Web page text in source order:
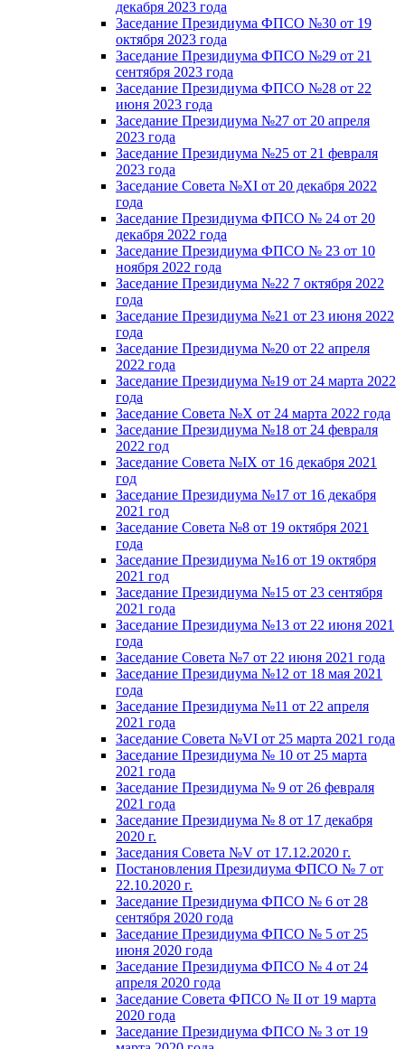
декабря 2023 года
Заседание Президиума ФПСО №30 от 19
октября 2023 года
Заседание Президиума ФПСО №29 от 21
сентября 2023 года
Заседание Президиума ФПСО №28 от 22
июня 2023 года
Заседание Президиума №27 от 20 апреля
2023 года
Заседание Президиума №25 от 21 февраля
2023 года
Заседание Совета №XI от 20 декабря 2022
года
Заседание Президиума ФПСО № 24 от 20
декабря 2022 года
Заседание Президиума ФПСО № 23 от 10
ноября 2022 года
Заседание Президиума №22 7 октября 2022
года
Заседание Президиума №21 от 23 июня 2022
года
Заседание Президиума №20 от 22 апреля
2022 года
Заседание Президиума №19 от 24 марта 2022
года
Заседание Совета №X от 24 марта 2022 года
Заседание Президиума №18 от 24 февраля
2022 год
Заседание Совета №IX от 16 декабря 2021
год
Заседание Президиума №17 от 16 декабря
2021 год
Заседание Совета №8 от 19 октября 2021
года
Заседание Президиума №16 от 19 октября
2021 год
Заседание Президиума №15 от 23 сентября
2021 года
Заседание Президиума №13 от 22 июня 2021
года
Заседание Совета №7 от 22 июня 2021 года
Заседание Президиума №12 от 18 мая 2021
года
Заседание Президиума №11 от 22 апреля
2021 года
Заседание Совета №VI от 25 марта 2021 года
Заседание Президиума № 10 от 25 марта
2021 года
Заседание Президиума № 9 от 26 февраля
2021 года
Заседание Президиума № 8 от 17 декабря
2020 г.
Заседания Совета №V от 17.12.2020 г.
Постановления Президиума ФПСО № 7 от
22.10.2020 г.
Заседание Президиума ФПСО № 6 от 28
сентября 2020 года
Заседание Президиума ФПСО № 5 от 25
июня 2020 года
Заседание Президиума ФПСО № 4 от 24
апреля 2020 года
Заседание Совета ФПСО № II от 19 марта
2020 года
Заседание Президиума ФПСО № 3 от 19